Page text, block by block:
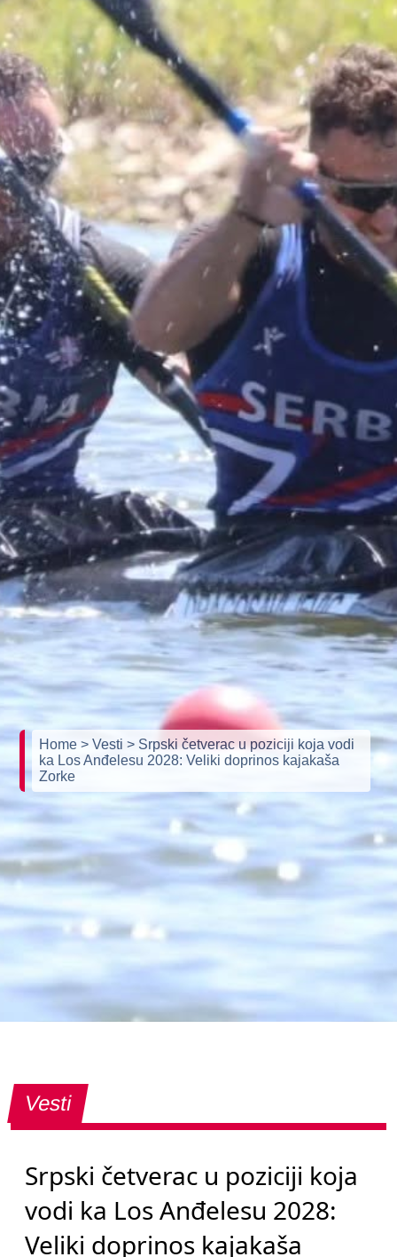
Home> Vesti> Srpski četverac u poziciji koja vodi
ka Los Anđelesu 2028: Veliki doprinos kajakaša
Zorke
Vesti
Srpski četverac u poziciji koja
vodi ka Los Anđelesu 2028:
Veliki doprinos kajakaša